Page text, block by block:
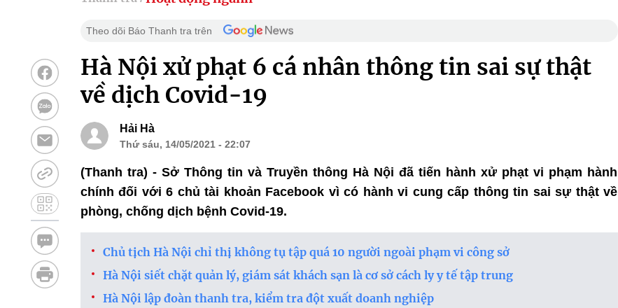
Theo dõi Báo Thanh tra trên
Hà Nội xử phạt 6 cá nhân thông tin sai sự thật
về dịch Covid-19
Hải Hà
Thứ sáu, 14/05/2021 - 22:07
(Thanh tra) - Sở Thông tin và Truyền thông Hà Nội đã tiến hành xử phạt vi phạm hành
chính đối với 6 chủ tài khoản Facebook vì có hành vi cung cấp thông tin sai sự thật về
phòng, chống dịch bệnh Covid-19.
Chủ tịch Hà Nội chỉ thị không tụ tập quá 10 người ngoài phạm vi công sở
Hà Nội siết chặt quản lý, giám sát khách sạn là cơ sở cách ly y tế tập trung
Hà Nội lập đoàn thanh tra, kiểm tra đột xuất doanh nghiệp